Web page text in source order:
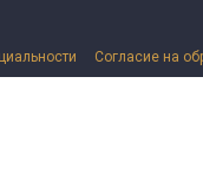
Согласие на